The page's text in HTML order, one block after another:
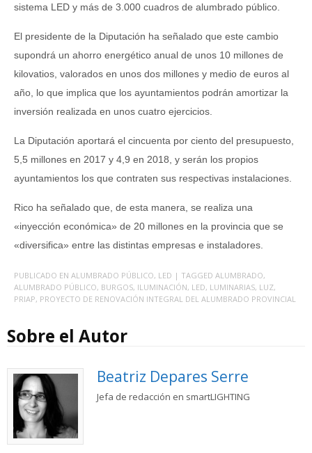
sistema LED y más de 3.000 cuadros de alumbrado público.
El presidente de la Diputación ha señalado que este cambio
supondrá un ahorro energético anual de unos 10 millones de
kilovatios, valorados en unos dos millones y medio de euros al
año, lo que implica que los ayuntamientos podrán amortizar la
inversión realizada en unos cuatro ejercicios.
La Diputación aportará el cincuenta por ciento del presupuesto,
5,5 millones en 2017 y 4,9 en 2018, y serán los propios
ayuntamientos los que contraten sus respectivas instalaciones.
Rico ha señalado que, de esta manera, se realiza una
«inyección económica» de 20 millones en la provincia que se
«diversifica» entre las distintas empresas e instaladores.
PUBLICADO EN ALUMBRADO PÚBLICO, LED | TAGGED ALUMBRADO,
ALUMBRADO PÚBLICO, BURGOS, ILUMINACIÓN, LED, LUMINARIAS, LUZ,
PRIAP, PROYECTO DE RENOVACIÓN INTEGRAL DEL ALUMBRADO PROVINCIAL
Sobre el Autor
Beatriz Depares Serre
Jefa de redacción en smartLIGHTING